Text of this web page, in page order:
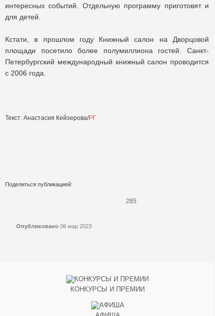
интересных событий. Отдельную программу приготовят и
для детей.
Кстати, в прошлом году Книжный салон на Дворцовой
площади посетило более полумиллиона гостей. Санкт-
Петербургский международный книжный салон проводится
с 2006 года.
Текст: Анастасия Кейзерова/РГ
Поделиться публикацией:
285
Опубликовано 06 мар 2023
КОНКУРСЫ И ПРЕМИИ